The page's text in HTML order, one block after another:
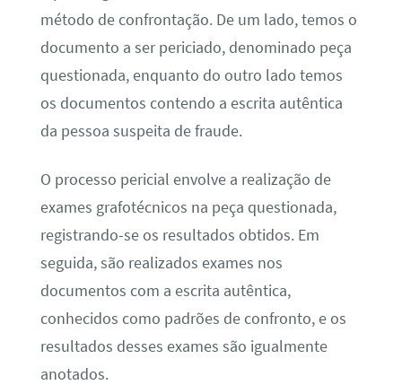
método de confrontação. De um lado, temos o
documento a ser periciado, denominado peça
questionada, enquanto do outro lado temos
os documentos contendo a escrita autêntica
da pessoa suspeita de fraude.
O processo pericial envolve a realização de
exames grafotécnicos na peça questionada,
registrando-se os resultados obtidos. Em
seguida, são realizados exames nos
documentos com a escrita autêntica,
conhecidos como padrões de confronto, e os
resultados desses exames são igualmente
anotados.